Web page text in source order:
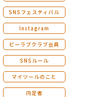
SNSフェスティバル
Instagram
ビーラブクラブ会員
SNSルール
マイツールのこと
内定者